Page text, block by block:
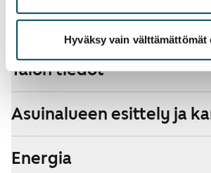
Hyväksy vain välttämättömät
Kyllä
Talon tiedot
Asuinalueen esittely ja
Energia